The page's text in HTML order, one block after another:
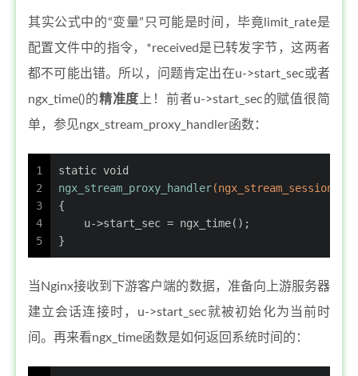
其实公式中的“变量”只可能是时间，毕竟limit_rate是
配置文件中的指令，*received是已转发字节，这两者
都不可能出错。所以，问题肯定出在u->start_sec或者
ngx_time()的精准度 上！前者u->start_sec的赋值很简
单，参见ngx_stream_proxy_handler函数：
1
2
3
4
5
static void
ngx_stream_proxy_handler(ngx_stream_session_t
{
    u->start_sec = ngx_time();
}
当Nginx接收到下游客户端的数据，准备向上游服务器
建立会话连接时，u->start_sec就被初始化为当前时
间。再来看ngx_time函数是如何返回系统时间的：